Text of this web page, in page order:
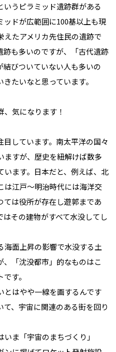
うピラミッド遺跡群がある
ッドが広範囲に100基以上も現
たアメリカ先住民の遺跡で
跡も多いのですが、「古代遺跡
結びついていない人も多いの
たいなと思っています。
気になります！
しています。南太平洋の国々
ますが、歴史を紐解けば数多
います。日本だと、例えば、北
は江戸〜明治時代には海洋交
ては役所が存在し遊郭まであ
その建物がすべて水没してし
海面上昇の影響で水没する土
「沈没都市」的なものはこ
す。
とはやや一線を画するんです
、宇宙に関連のある街を回り
ま「宇宙のまちづくり」